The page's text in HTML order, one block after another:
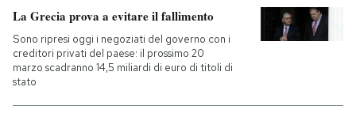
La Grecia prova a evitare il fallimento
Sono ripresi oggi i negoziati del governo con i
creditori privati del paese: il prossimo 20
marzo scadranno 14,5 miliardi di euro di titoli di
stato